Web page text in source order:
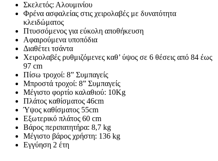
Σκελετός: Αλουμινίου
Φρένα ασφαλείας στις χειρολαβές με δυνατότητα
κλειδώματος
Πτυσσόμενος για εύκολη αποθήκευση
Αφαιρούμενα υποπόδια
Διαθέτει τσάντα
Χειρολαβές ρυθμιζόμενες καθ’ ύψος σε 6 θέσεις από 84 έως
97 cm
Πίσω τροχοί: 8” Συμπαγείς
Μπροστά τροχοί: 8” Συμπαγείς
Μέγιστο φορτίο καλαθιού: 10Kg
Πλάτος καθίσματος 46cm
Ύψος καθίσματος 55cm
Εξωτερικό πλάτος 60 cm
Βάρος περιπατητήρα: 8,7 kg
Μέγιστο βάρος χρήστη: 136 kg
Εγγύηση 2 έτη